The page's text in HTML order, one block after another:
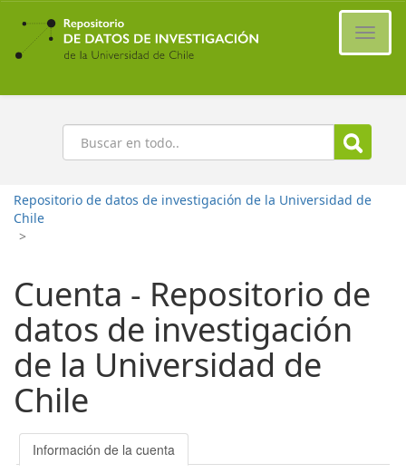
Ir
contenido
principal
Buscar
Repositorio de datos de investigación de la Universidad de
Chile
>
Cuenta - Repositorio de
datos de investigación
de la Universidad de
Chile
Información de la cuenta